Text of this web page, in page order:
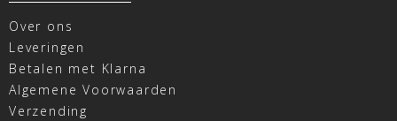
Over ons
Leveringen
Betalen met Klarna
Algemene Voorwaarden
Verzending